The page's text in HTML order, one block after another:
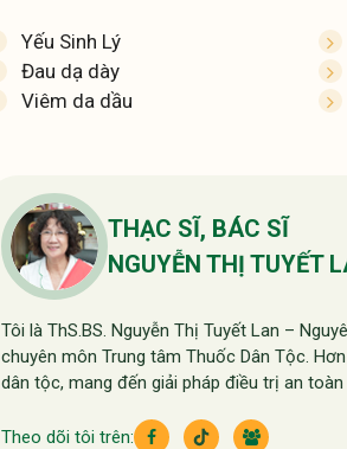
Yếu Sinh Lý
Đau dạ dày
Viêm da dầu
THẠC SĨ, BÁC SĨ
NGUYỄN THỊ TUYẾT
Tôi là ThS.BS. Nguyễn Thị Tuyết Lan –
chuyên môn Trung tâm Thuốc Dân Tộc.
dân tộc, mang đến giải pháp điều trị an
Theo dõi tôi trên: